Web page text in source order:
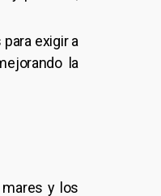
exigir a
la
y los